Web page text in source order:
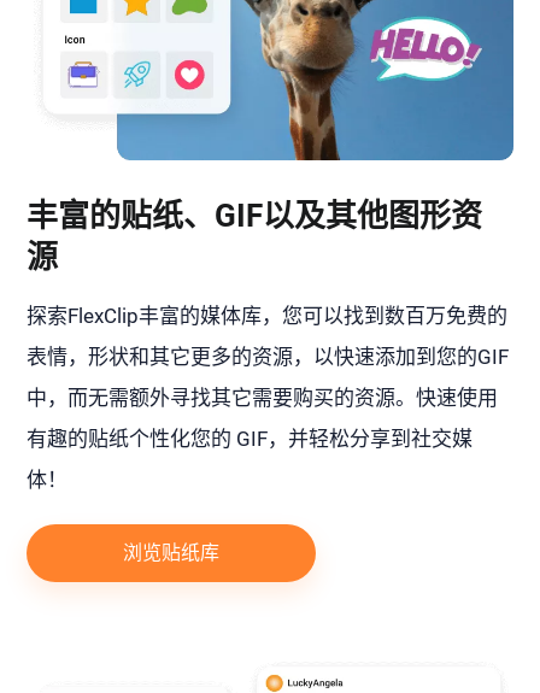
丰富的贴纸、GIF以及其他图形资
源
探索FlexClip丰富的媒体库，您可以找到数百万免费的
表情，形状和其它更多的资源，以快速添加到您的GIF
中，而无需额外寻找其它需要购买的资源。快速使用
有趣的贴纸个性化您的 GIF，并轻松分享到社交媒
体！
浏览贴纸库